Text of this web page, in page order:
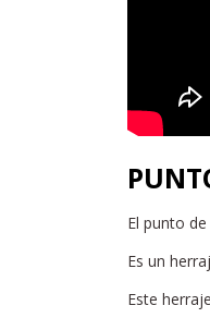
El punto
Es un
Este